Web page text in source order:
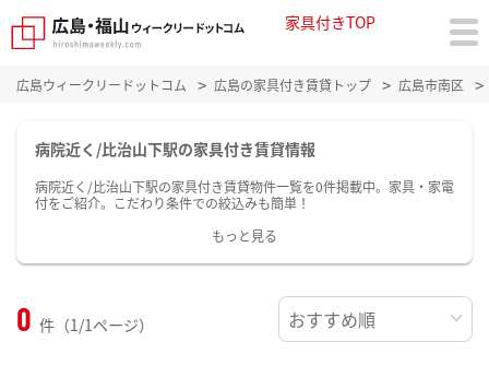
家具付きTOP
広島ウィークリードットコム 広島の家具付き賃貸トップ 広島市南区
病院近く/比治山下駅の家具付き賃貸情報
病院近く/比治山下駅の家具付き賃貸物件一覧を0件掲載中。家具・家電
付をご紹介。こだわり条件での絞込みも簡単！
もっと見る
0 件（1/1ページ）